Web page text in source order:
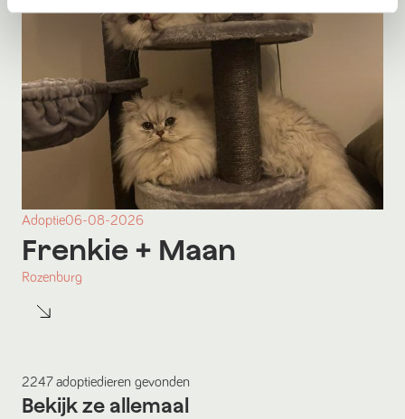
Adoptie06-08-2026
Frenkie + Maan
Rozenburg
2247 adoptiedieren gevonden
Bekijk ze allemaal